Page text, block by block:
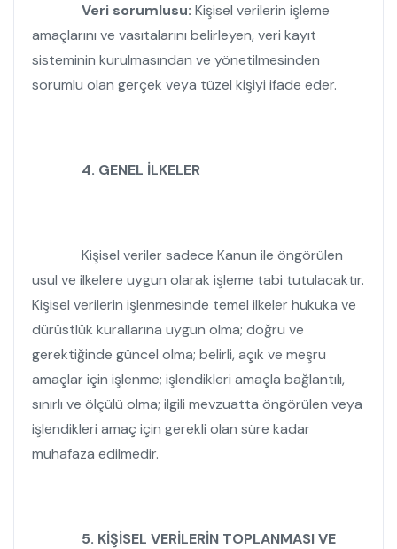
Veri sorumlusu: Kişisel verilerin işleme
amaçlarını ve vasıtalarını belirleyen, veri kayıt
sisteminin kurulmasından ve yönetilmesinden
sorumlu olan gerçek veya tüzel kişiyi ifade eder.
4. GENEL İLKELER
Kişisel veriler sadece Kanun ile öngörülen
usul ve ilkelere uygun olarak işleme tabi tutulacaktır.
Kişisel verilerin işlenmesinde temel ilkeler hukuka ve
dürüstlük kurallarına uygun olma; doğru ve
gerektiğinde güncel olma; belirli, açık ve meşru
amaçlar için işlenme; işlendikleri amaçla bağlantılı,
sınırlı ve ölçülü olma; ilgili mevzuatta öngörülen veya
işlendikleri amaç için gerekli olan süre kadar
muhafaza edilmedir.
5. KİŞİSEL VERİLERİN TOPLANMASI VE